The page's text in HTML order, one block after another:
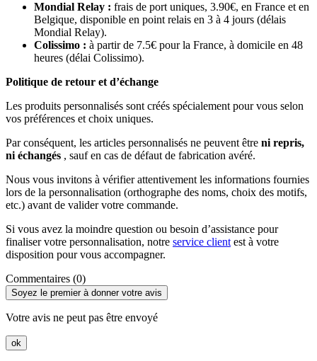
Mondial Relay : frais de port uniques, 3.90€, en France et en
Belgique, disponible en point relais en 3 à 4 jours (délais
Mondial Relay).
Colissimo : à partir de 7.5€ pour la France, à domicile en 48
heures (délai Colissimo).
Politique de retour et d’échange
Les produits personnalisés sont créés spécialement pour vous selon
vos préférences et choix uniques.
Par conséquent, les articles personnalisés ne peuvent être ni repris,
ni échangés , sauf en cas de défaut de fabrication avéré.
Nous vous invitons à vérifier attentivement les informations fournies
lors de la personnalisation (orthographe des noms, choix des motifs,
etc.) avant de valider votre commande.
Si vous avez la moindre question ou besoin d’assistance pour
finaliser votre personnalisation, notre service client est à votre
disposition pour vous accompagner.
Commentaires (0)
Soyez le premier à donner votre avis
Votre avis ne peut pas être envoyé
ok